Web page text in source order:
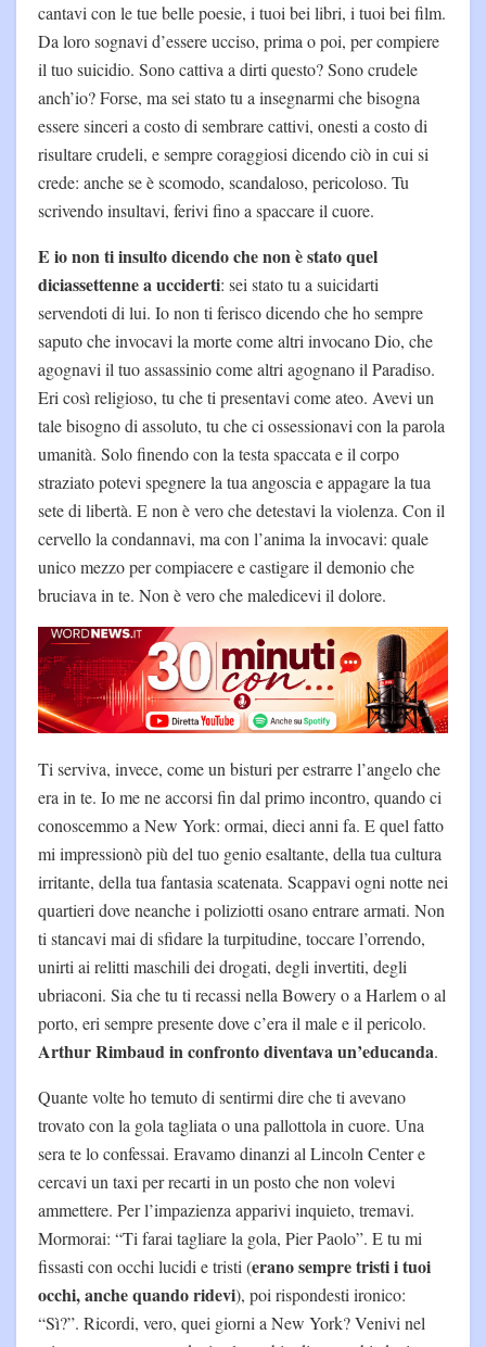
cantavi con le tue belle poesie, i tuoi bei libri, i tuoi bei film.
Da loro sognavi d’essere ucciso, prima o poi, per compiere
il tuo suicidio. Sono cattiva a dirti questo? Sono crudele
anch’io? Forse, ma sei stato tu a insegnarmi che bisogna
essere sinceri a costo di sembrare cattivi, onesti a costo di
risultare crudeli, e sempre coraggiosi dicendo ciò in cui si
crede: anche se è scomodo, scandaloso, pericoloso. Tu
scrivendo insultavi, ferivi fino a spaccare il cuore.
E io non ti insulto dicendo che non è stato quel
diciassettenne a ucciderti: sei stato tu a suicidarti
servendoti di lui. Io non ti ferisco dicendo che ho sempre
saputo che invocavi la morte come altri invocano Dio, che
agognavi il tuo assassinio come altri agognano il Paradiso.
Eri così religioso, tu che ti presentavi come ateo. Avevi un
tale bisogno di assoluto, tu che ci ossessionavi con la parola
umanità. Solo finendo con la testa spaccata e il corpo
straziato potevi spegnere la tua angoscia e appagare la tua
sete di libertà. E non è vero che detestavi la violenza. Con il
cervello la condannavi, ma con l’anima la invocavi: quale
unico mezzo per compiacere e castigare il demonio che
bruciava in te. Non è vero che maledicevi il dolore.
Ti serviva, invece, come un bisturi per estrarre l’angelo che
era in te. Io me ne accorsi fin dal primo incontro, quando ci
conoscemmo a New York: ormai, dieci anni fa. E quel fatto
mi impressionò più del tuo genio esaltante, della tua cultura
irritante, della tua fantasia scatenata. Scappavi ogni notte nei
quartieri dove neanche i poliziotti osano entrare armati. Non
ti stancavi mai di sfidare la turpitudine, toccare l’orrendo,
unirti ai relitti maschili dei drogati, degli invertiti, degli
ubriaconi. Sia che tu ti recassi nella Bowery o a Harlem o al
porto, eri sempre presente dove c’era il male e il pericolo.
Arthur Rimbaud in confronto diventava un’educanda.
Quante volte ho temuto di sentirmi dire che ti avevano
trovato con la gola tagliata o una pallottola in cuore. Una
sera te lo confessai. Eravamo dinanzi al Lincoln Center e
cercavi un taxi per recarti in un posto che non volevi
ammettere. Per l’impazienza apparivi inquieto, tremavi.
Mormorai: “Ti farai tagliare la gola, Pier Paolo”. E tu mi
fissasti con occhi lucidi e tristi (erano sempre tristi i tuoi
occhi, anche quando ridevi), poi rispondesti ironico:
“Sì?”. Ricordi, vero, quei giorni a New York? Venivi nel